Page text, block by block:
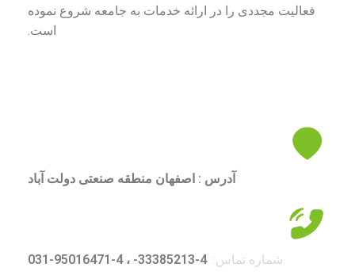
فعالیت مجددی را در ارائه خدمات به جامعه شروع نموده
است.
آدرس : اصفهان منطقه صنعتی دولت آباد
شماره تماس: 4-33385213- ، 4-95016471-031